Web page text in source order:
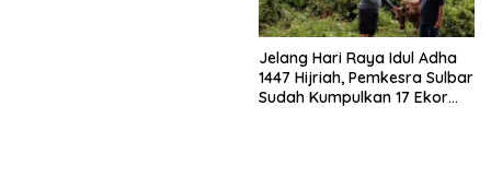
Jelang Hari Raya Idul Adha
1447 Hijriah, Pemkesra Sulbar
Sudah Kumpulkan 17 Ekor